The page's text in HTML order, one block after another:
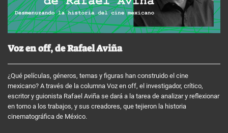
Voz en off, de Rafael Aviña
¿Qué películas, géneros, temas y figuras han construido el cine
mexicano? A través de la columna Voz en off, el investigador, crítico,
escritor y guionista Rafael Aviña se dará a la tarea de analizar y reflexionar
en torno a los trabajos, y sus creadores, que tejieron la historia
cinematográfica de México.